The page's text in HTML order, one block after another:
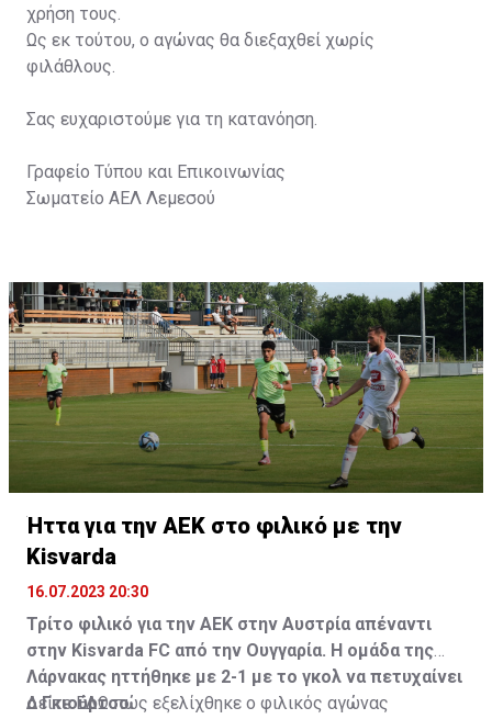
χρήση τους.
Ως εκ τούτου, ο αγώνας θα διεξαχθεί χωρίς
φιλάθλους.
Σας ευχαριστούμε για τη κατανόηση.
Γραφείο Τύπου και Επικοινωνίας
Σωματείο ΑΕΛ Λεμεσού
Ήττα για την ΑΕΚ στο φιλικό με την
Kisvarda
16.07.2023 20:30
Τρίτο φιλικό για την ΑΕΚ στην Αυστρία απέναντι
στην Kisvarda FC από την Ουγγαρία. Η ομάδα της
Λάρνακας ηττήθηκε με 2-1 με το γκολ να πετυχαίνει
ο Γκιούρτσο.
ΔείτεΕΔΩπώς εξελίχθηκε ο φιλικός αγώνας